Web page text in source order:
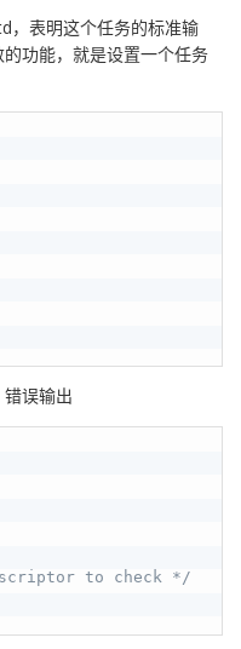
，表明这个任务的标准输
功能，就是设置一个任务
误输出
to check */